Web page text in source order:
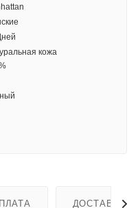
кожа
ДОСТАВКА